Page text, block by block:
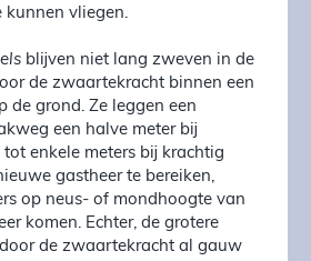
kunnen vliegen.
blijven niet lang zweven in de
de zwaartekracht binnen een
de grond. Ze leggen een
een halve meter bij
enkele meters bij krachtig
gastheer te bereiken,
op neus- of mondhoogte van
komen. Echter, de grotere
de zwaartekracht al gauw